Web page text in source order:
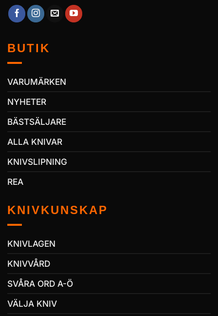
BUTIK
VARUMÄRKEN
NYHETER
BÄSTSÄLJARE
ALLA KNIVAR
KNIVSLIPNING
REA
KNIVKUNSKAP
KNIVLAGEN
KNIVVÅRD
SVÅRA ORD A-Ö
VÄLJA KNIV